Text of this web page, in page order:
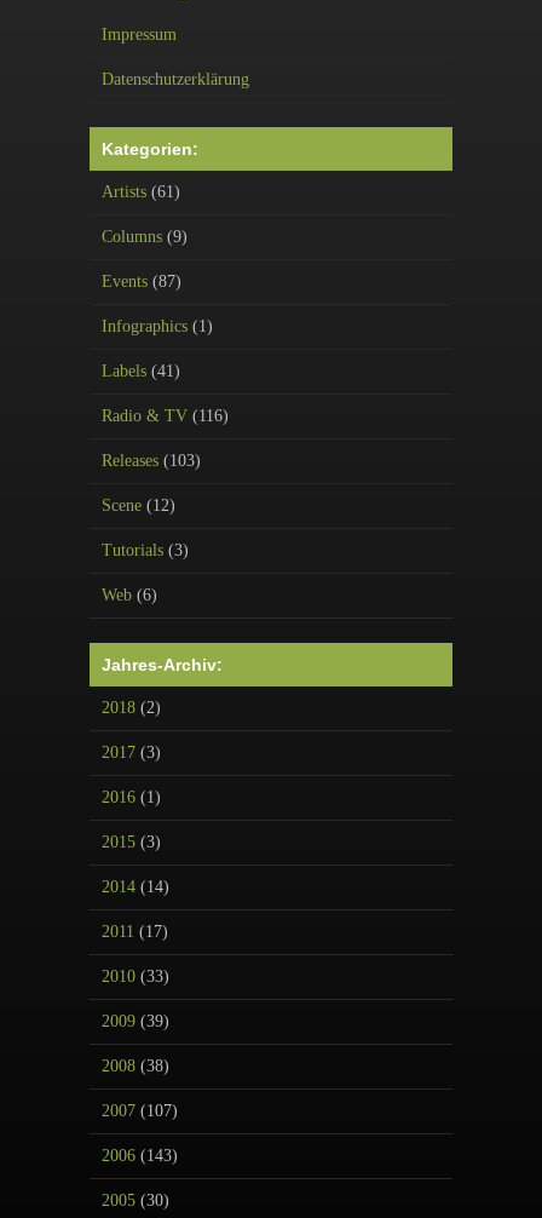
Impressum
Datenschutzerklärung
Kategorien:
Artists (61)
Columns (9)
Events (87)
Infographics (1)
Labels (41)
Radio & TV (116)
Releases (103)
Scene (12)
Tutorials (3)
Web (6)
Jahres-Archiv:
2018 (2)
2017 (3)
2016 (1)
2015 (3)
2014 (14)
2011 (17)
2010 (33)
2009 (39)
2008 (38)
2007 (107)
2006 (143)
2005 (30)